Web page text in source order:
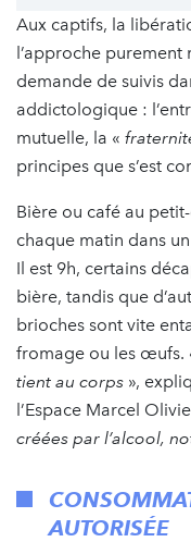
Aux captifs, la
l’approche
demande de suivis
addictologique :
mutuelle, la «
principes que s’est
Bière ou café au
chaque matin dans
Il est 9h, certains
bière, tandis que
brioches sont vite
fromage ou les œufs.
tient au corps »,
l’Espace Marcel
créées par l’alcool,
AUTORISÉE